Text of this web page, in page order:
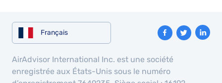
Français
AirAdvisor International Inc. est une société
enregistrée aux États-Unis sous le numéro